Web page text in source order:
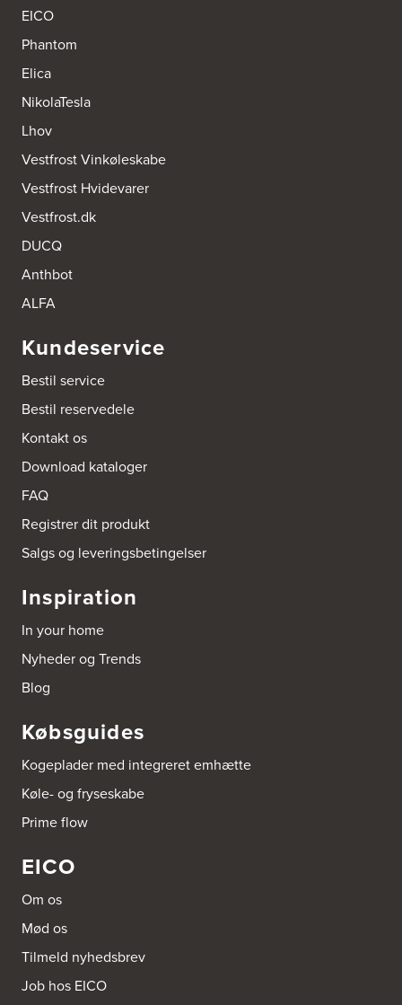
EICO
Phantom
Elica
NikolaTesla
Lhov
Vestfrost Vinkøleskabe
Vestfrost Hvidevarer
Vestfrost.dk
DUCQ
Anthbot
ALFA
Kundeservice
Bestil service
Bestil reservedele
Kontakt os
Download kataloger
FAQ
Registrer dit produkt
Salgs og leveringsbetingelser
Inspiration
In your home
Nyheder og Trends
Blog
Købsguides
Kogeplader med integreret emhætte
Køle- og fryseskabe
Prime flow
EICO
Om os
Mød os
Tilmeld nyhedsbrev
Job hos EICO